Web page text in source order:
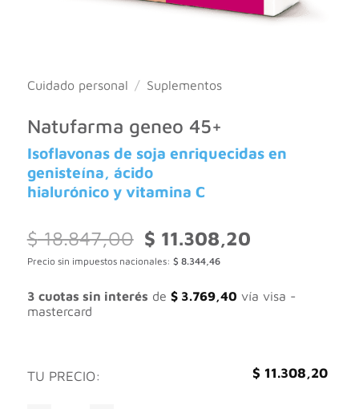
Cuidado personal / Suplementos
Natufarma geneo 45+
Isoflavonas de soja enriquecidas en
genisteína, ácido
hialurónico y vitamina C
$18.847,00
El
precio
original
$ 18.847,00.
$ 11.308,20El
$ 11.308,20.
Precio sin impuestos nacionales: $ 8.344,46
3 cuotas sin interés de $3.769,40 vía visa -
mastercard
TU PRECIO: $ 11.308,20